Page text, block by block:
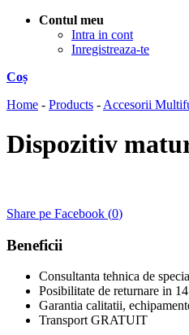
Contul meu
Intra in cont
Inregistreaza-te
Coș
Home - Products - Accesorii
Dispozitiv
Share pe Facebook (0)
Beneficii
Consultanta tehnica de
Posibilitate de returnare in
Garantia calitatii,
Transport GRATUIT